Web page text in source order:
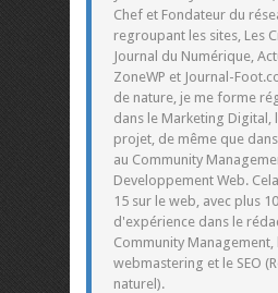
Chef et Fondateur du
regroupant les sites, Les
Journal du Numérique,
ZoneWP et Journal-
de nature, je me forme
dans le Marketing Digital,
projet, de même que
au Community
Developpement Web.
15 sur le web, avec plus
d'expérience dans le
Community Management,
webmastering et le SEO
naturel).